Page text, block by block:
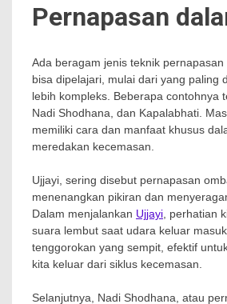
Pernapasan
Ada beragam jenis teknik
bisa dipelajari, mulai dari yang paling
lebih kompleks. Beberapa contohnya
Nadi Shodhana, dan Kapalabhati.
memiliki cara dan manfaat khusus
meredakan kecemasan.
Ujjayi, sering disebut pernapasan
menenangkan pikiran dan
Dalam menjalankan Ujjayi, perhatian
suara lembut saat udara keluar
tenggorokan yang sempit, efektif
kita keluar dari siklus kecemasan.
Selanjutnya, Nadi Shodhana, atau